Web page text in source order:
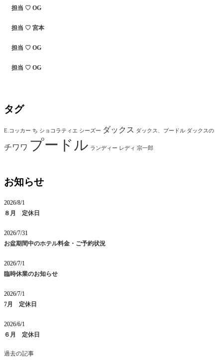
担当 ♡ OG
担当 ♡ 宮本
担当 ♡ OG
担当 ♡ OG
タグ
E.コッカー ち ショコラティエ シーズー ダックス ダックス、プードル ダックスの
チワワ プードル ランディー レディ 宗一郎
お知らせ
2026/8/1
８月 定休日
2026/7/31
お盆期間中のホテル料金・ご予約状況
2026/7/1
臨時休業のお知らせ
2026/7/1
7月 定休日
2026/6/1
６月 定休日
過去の記事